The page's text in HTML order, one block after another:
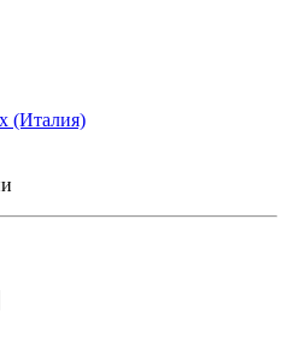
(Италия)